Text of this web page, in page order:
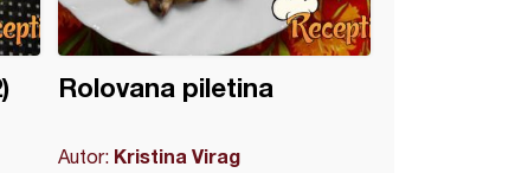
Rolovana piletina
Autor: Kristina Virag